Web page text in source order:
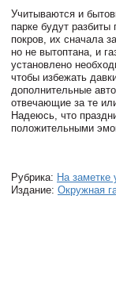
Учитываются и
парке будут
покров, их сначала
но не вытоптана, и
установлено
чтобы избежать
дополнительные
отвечающие за те
Надеюсь, что
положительными
Рубрика: На заметке
Издание: Окружная